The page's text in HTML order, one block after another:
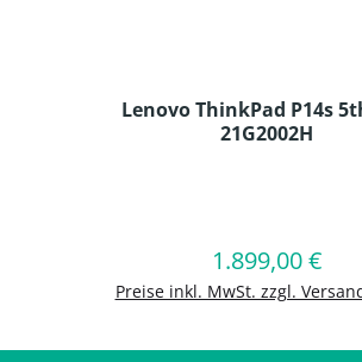
Lenovo ThinkPad P14s
21G2002H
Regulärer Preis:
1.899,00 €
Preise inkl. MwSt. zzgl.
In den Warenkorb